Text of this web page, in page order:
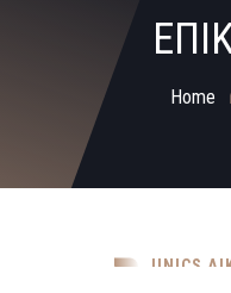
Home
UNICS